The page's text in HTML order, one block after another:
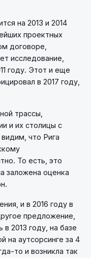
на 2013 и 2014
проектных
договоре,
исследование,
году. Этот и еще
в 2017 году,
трассы,
и их столицы с
что Рига
То есть, это
заложена оценка
и в 2016 году в
предложение,
2013 году, на базе
на аутсорсинге за 4
то и возникла так